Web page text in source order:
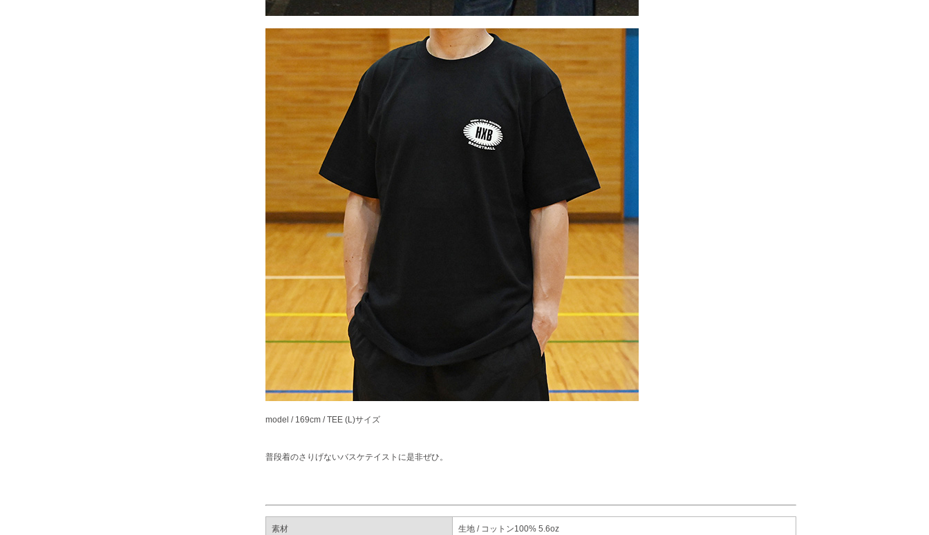
model / 169cm / TEE (L)サイズ
普段着のさりげないバスケテイストに是非ぜひ。
素材 生地 / コットン100% 5.6oz